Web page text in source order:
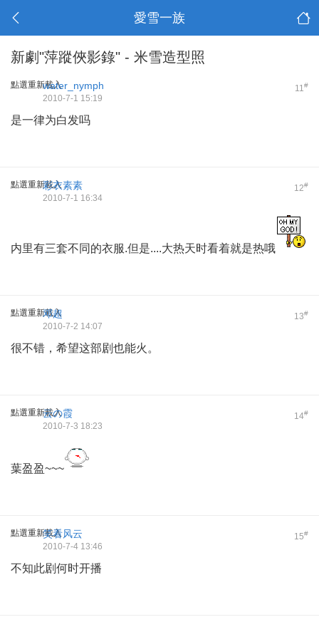
愛雪一族
新劇"萍蹤俠影錄" - 米雪造型照
點選重新載入 11#
water_nymph
2010-7-1 15:19
是一律为白发吗
點選重新載入 12#
彩衣素素
2010-7-1 16:34
内里有三套不同的衣服.但是....大热天时看着就是热哦
點選重新載入 13#
邓超
2010-7-2 14:07
很不错，希望这部剧也能火。
點選重新載入 14#
云の霞
2010-7-3 18:23
葉盈盈~~~
點選重新載入 15#
笑看风云
2010-7-4 13:46
不知此剧何时开播